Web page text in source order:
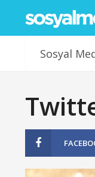
Sosyal